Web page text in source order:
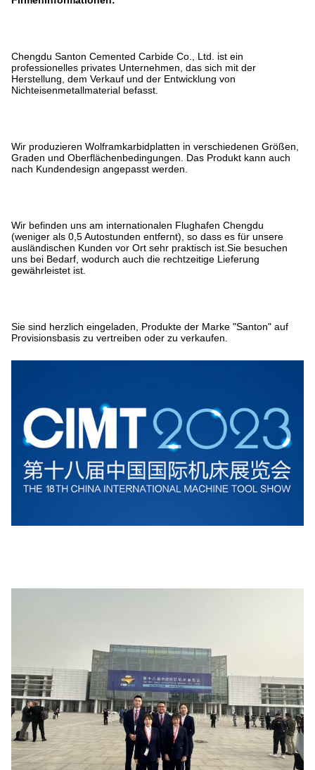
Chengdu Santon Cemented Carbide Co., Ltd. ist ein
professionelles privates Unternehmen, das sich mit der
Herstellung, dem Verkauf und der Entwicklung von
Nichteisenmetallmaterial befasst.
Wir produzieren Wolframkarbidplatten in verschiedenen Größen,
Graden und Oberflächenbedingungen. Das Produkt kann auch
nach Kundendesign angepasst werden.
Wir befinden uns am internationalen Flughafen Chengdu
(weniger als 0,5 Autostunden entfernt), so dass es für unsere
ausländischen Kunden vor Ort sehr praktisch ist. Sie besuchen
uns bei Bedarf, wodurch auch die rechtzeitige Lieferung
gewährleistet ist.
Sie sind herzlich eingeladen, Produkte der Marke "Santon" auf
Provisionsbasis zu vertreiben oder zu verkaufen.